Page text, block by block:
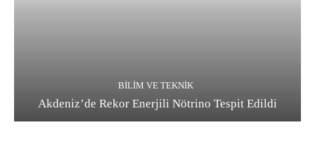
BILIM VE TEKNIK
Akdeniz’de Rekor Enerjili Nötrino Tespit Edildi